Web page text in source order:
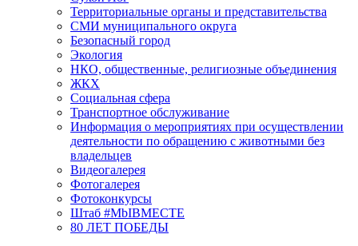
Территориальные органы и представительства
СМИ муниципального округа
Безопасный город
Экология
НКО, общественные, религиозные объединения
ЖКХ
Социальная сфера
Транспортное обслуживание
Информация о мероприятиях при осуществлении
деятельности по обращению с животными без
владельцев
Видеогалерея
Фотогалерея
Фотоконкурсы
Штаб #MbIBMECTE
80 ЛЕТ ПОБЕДЫ